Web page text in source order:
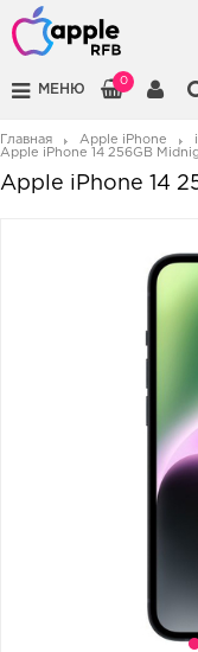
МЕНЮ
0
Главная Apple iPhone
Apple iPhone 14 256GB
Apple iPhone 14